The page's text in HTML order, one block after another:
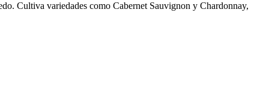
Cultiva variedades como Cabernet Sauvignon y Chardonnay,